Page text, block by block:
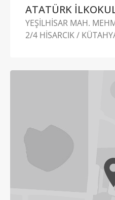
ATATÜRK
YEŞİLHİSAR MAH.
2/4 HİSARCIK /